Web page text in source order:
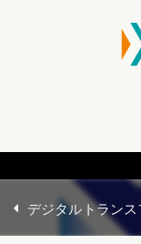
デジタルトラン